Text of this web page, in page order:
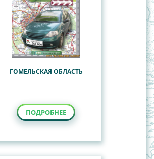
ГОМЕЛЬСКАЯ ОБЛАСТЬ
ПОДРОБНЕЕ